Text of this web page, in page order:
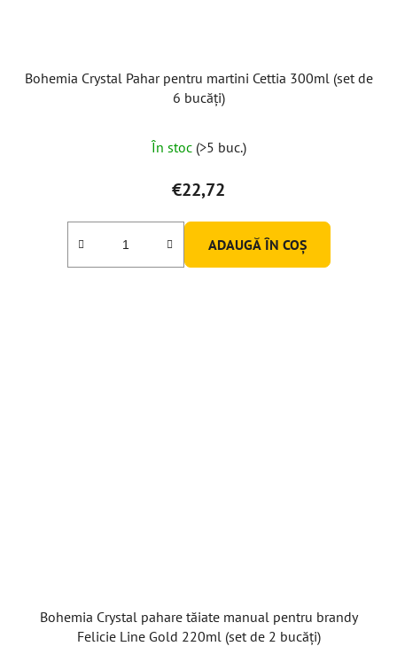
Bohemia Crystal Pahar pentru martini Cettia 300ml (set de
6 bucăți)
În stoc (>5 buc.)
€22,72
ADAUGĂ ÎN COŞ
Bohemia Crystal pahare tăiate manual pentru brandy
Felicie Line Gold 220ml (set de 2 bucăți)